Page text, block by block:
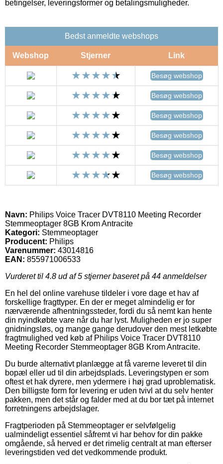
betingelser, leveringsformer og betalingsmuligheder.
Bedst anmeldte webshops
Webshop Stjerner Link
Besøg webshop
Besøg webshop
Besøg webshop
Besøg webshop
Besøg webshop
Besøg webshop
Navn: Philips Voice Tracer DVT8110 Meeting Recorder
Stemmeoptager 8GB Krom Antracite
Kategori: Stemmeoptager
Producent: Philips
Varenummer: 43014816
EAN: 855971006533
Vurderet til 4.8 ud af 5 stjerner baseret på 44 anmeldelser
En hel del online varehuse tildeler i vore dage et hav af
forskellige fragttyper. En der er meget almindelig er for
nærværende afhentningssteder, fordi du så nemt kan hente
din nyindkøbte vare når du har lyst. Muligheden er jo super
gnidningsløs, og mange gange derudover den mest letkøbte
fragtmulighed ved køb af Philips Voice Tracer DVT8110
Meeting Recorder Stemmeoptager 8GB Krom Antracite.
Du burde alternativt planlægge at få varerne leveret til din
bopæl eller ud til din arbejdsplads. Leveringstypen er som
oftest et hak dyrere, men ydermere i høj grad uproblematisk.
Den billigste form for levering er uden tvivl at du selv henter
pakken, men det står og falder med at du bor tæt på internet
forretningens arbejdslager.
Fragtperioden på Stemmeoptager er selvfølgelig
ualmindeligt essentiel såfremt vi har behov for din pakke
omgående, så herved er det rimelig centralt at man efterser
leveringstiden ved det vedkommende produkt.